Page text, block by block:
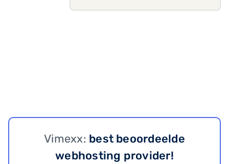
Vimexx: best beoordeelde
webhosting provider!